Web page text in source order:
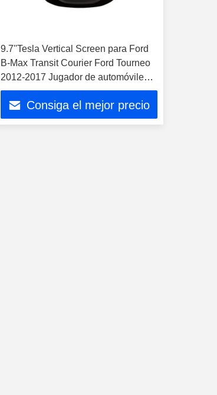
9.7''Tesla Vertical Screen para Ford
B-Max Transit Courier Ford Tourneo
2012-2017 Jugador de automóviles
Android
Consiga el mejor precio